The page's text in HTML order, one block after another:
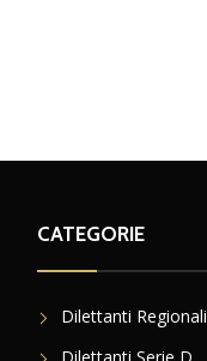
CATEGORIE
Dilettanti Regionali